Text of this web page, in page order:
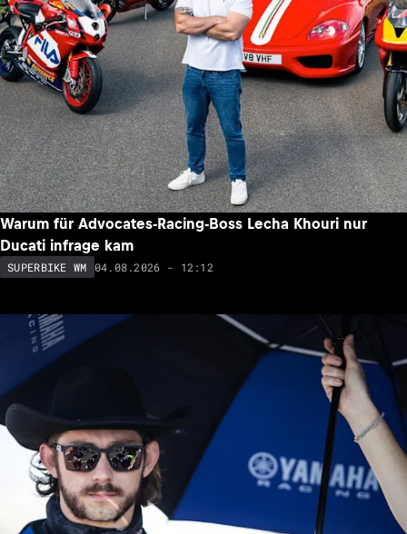
Warum für Advocates-Racing-Boss Lecha Khouri nur
Ducati infrage kam
SUPERBIKE WM 04.08.2026 - 12:12